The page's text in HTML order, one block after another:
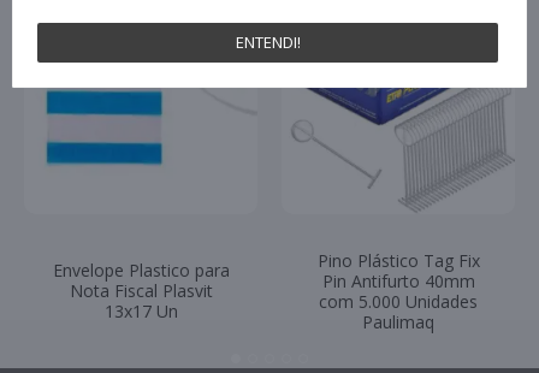
Envelope Plastico para
Nota Fiscal Plasvit
13x17 Un
Pino Plástico Tag Fix
Pin Antifurto 40mm
com 5.000 Unidades
Paulimaq
ENTENDI!